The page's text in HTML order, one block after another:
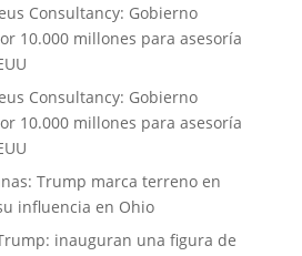
Consultancy: Gobierno
10.000 millones para asesoría
Consultancy: Gobierno
10.000 millones para asesoría
Trump marca terreno en
influencia en Ohio
inauguran una figura de